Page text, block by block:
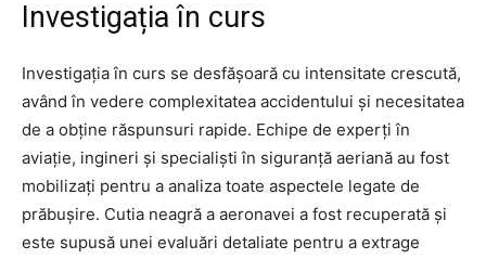
Investigația în curs
Investigația în curs se desfășoară cu intensitate crescută,
având în vedere complexitatea accidentului și necesitatea
de a obține răspunsuri rapide. Echipe de experți în
aviație, ingineri și specialiști în siguranță aeriană au fost
mobilizați pentru a analiza toate aspectele legate de
prăbușire. Cutia neagră a aeronavei a fost recuperată și
este supusă unei evaluări detaliate pentru a extrage